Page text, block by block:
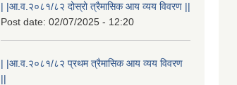
| |आ.व.२०८१/८२ दोस्रो त्रैमासिक आय व्यय विवरण ||
Post date: 02/07/2025 - 12:20
| |आ.व.२०८१/८२ प्रथम त्रैमासिक आय व्यय विवरण
||